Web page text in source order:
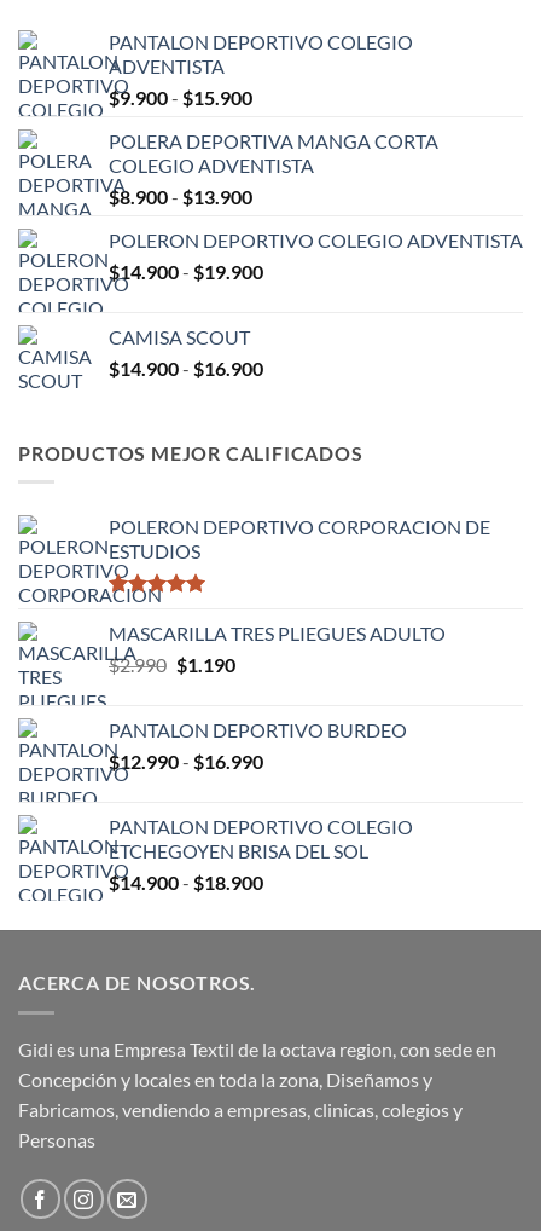
PANTALON DEPORTIVO COLEGIO
ADVENTISTA
$9.900- $15.900Rango
precios:
desde
$9.900
$15.900
POLERA DEPORTIVA MANGA CORTA
COLEGIO ADVENTISTA
$8.900- $13.900Rango
precios:
desde
POLERON DEPORTIVO COLEGIO ADVENTISTA
$14.900- $19.900Rango
$14.900
CAMISA SCOUT
$14.900- $16.900Rango
desde
$14.900
$16.900
PRODUCTOS MEJOR CALIFICADOS
POLERON DEPORTIVO CORPORACION DE
ESTUDIOS
con5.00
de 5
MASCARILLA TRES PLIEGUES ADULTO
$2.990 El
era:
$2.990.
$1.190El
es:
$1.190.
PANTALON DEPORTIVO BURDEO
$12.990- $16.990Rango
desde
$12.990
hasta
PANTALON DEPORTIVO COLEGIO
ETCHEGOYEN BRISA DEL SOL
$14.900- $18.900Rango
precios:
ACERCA DE NOSOTROS.
Gidi es una Empresa Textil de la octava region, con sede en
Concepción y locales en toda la zona, Diseñamos y
Fabricamos, vendiendo a empresas, clinicas, colegios y
Personas